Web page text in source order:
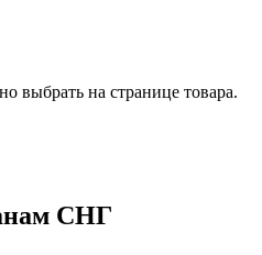
выбрать на странице товара.
СНГ